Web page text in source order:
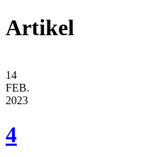
Artikel
14
FEB.
2023
4